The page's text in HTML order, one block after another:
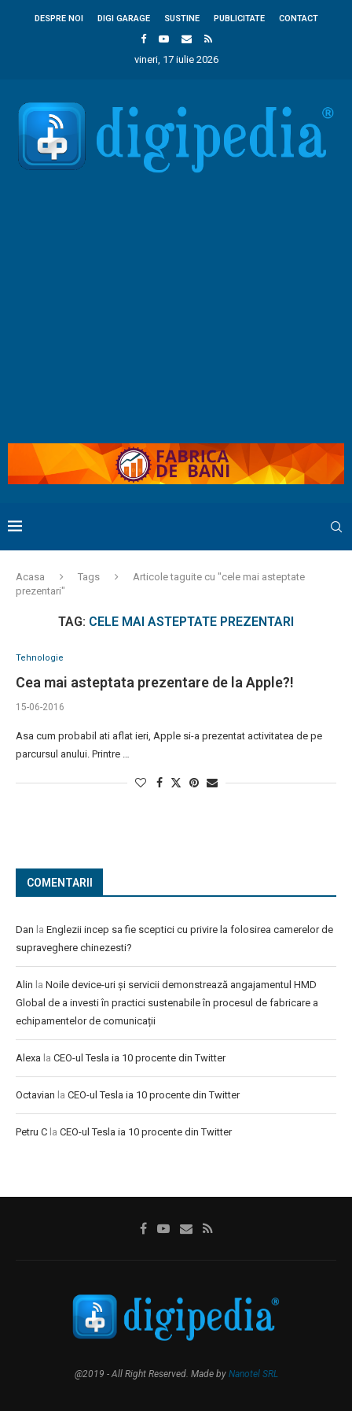
DESPRE NOI DIGI GARAGE SUSTINE PUBLICITATE CONTACT
vineri, 17 iulie 2026
Acasa Tags
Articole taguite cu "cele mai asteptate
prezentari"
TAG: CELE MAI ASTEPTATE PREZENTARI
Tehnologie
Cea mai asteptata prezentare de la Apple?!
15-06-2016
Asa cum probabil ati aflat ieri, Apple si-a prezentat activitatea de pe
parcursul anului. Printre …
COMENTARII
Dan la Englezii incep sa fie sceptici cu privire la folosirea camerelor de
supraveghere chinezesti?
Alin la Noile device-uri și servicii demonstrează angajamentul HMD
Global de a investi în practici sustenabile în procesul de fabricare a
echipamentelor de comunicații
Alexa la CEO-ul Tesla ia 10 procente din Twitter
Octavian la CEO-ul Tesla ia 10 procente din Twitter
Petru C la CEO-ul Tesla ia 10 procente din Twitter
@2019 - All Right Reserved. Made by Nanotel SRL